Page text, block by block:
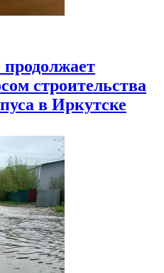
строительства
в Иркутске